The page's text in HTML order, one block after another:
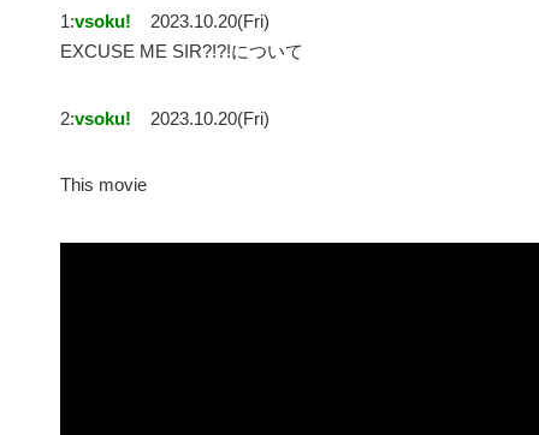
1:vsoku!
2023.10.20(Fri)
EXCUSE ME SIR?!?!について
2:vsoku! 2023.10.20(Fri)
This movie